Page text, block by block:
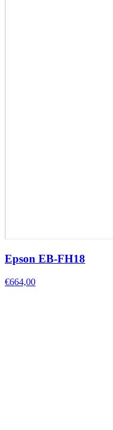
Epson EB-FH18
€664,00